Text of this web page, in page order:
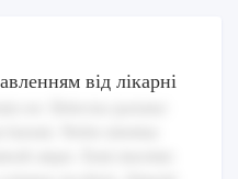
від лікарні